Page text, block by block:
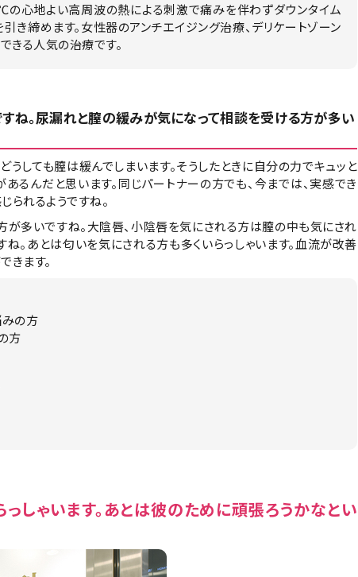
の心地よい高周波の熱による刺激で痛みを伴わずダウンタイム
き締めます。女性器のアンチエイジング治療、デリケートゾーン
きる人気の治療です。
ね。尿漏れと膣の緩みが気になって相談を受ける方が多い
うしても膣は緩んでしまいます。そうしたときに自分の力でキュッと
るんだと思います。同じパートナーの方でも、今までは、実感でき
られるようですね。
多いですね。大陰唇、小陰唇を気にされる方は膣の中も気にされ
。あとは匂いを気にされる方も多くいらっしゃいます。血流が改善
きます。
みの方
方
しゃいます。あとは彼のために頑張ろうかなとい